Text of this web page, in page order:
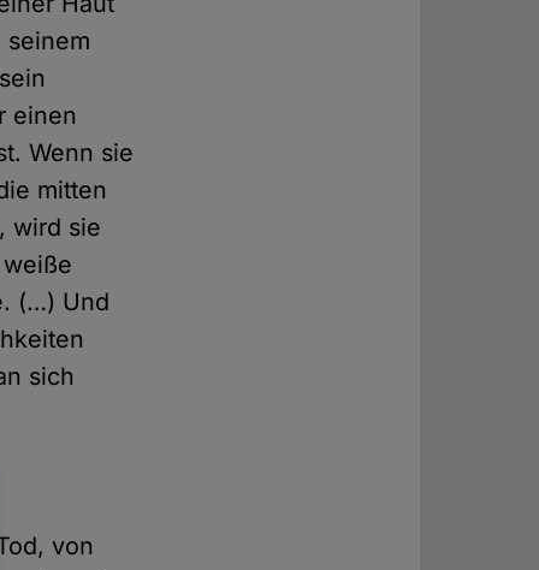
einen
Wenn sie
mitten
wird sie
(…) Und
sich
von